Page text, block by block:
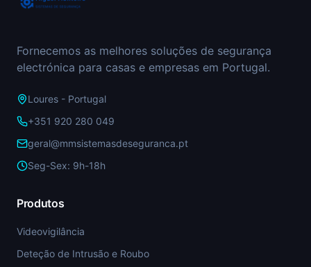
Fornecemos as melhores soluções de segurança
electrónica para casas e empresas em Portugal.
Loures - Portugal
+351 920 280 049
geral@mmsistemasdeseguranca.pt
Seg-Sex: 9h-18h
Produtos
Videovigilância
Deteção de Intrusão e Roubo